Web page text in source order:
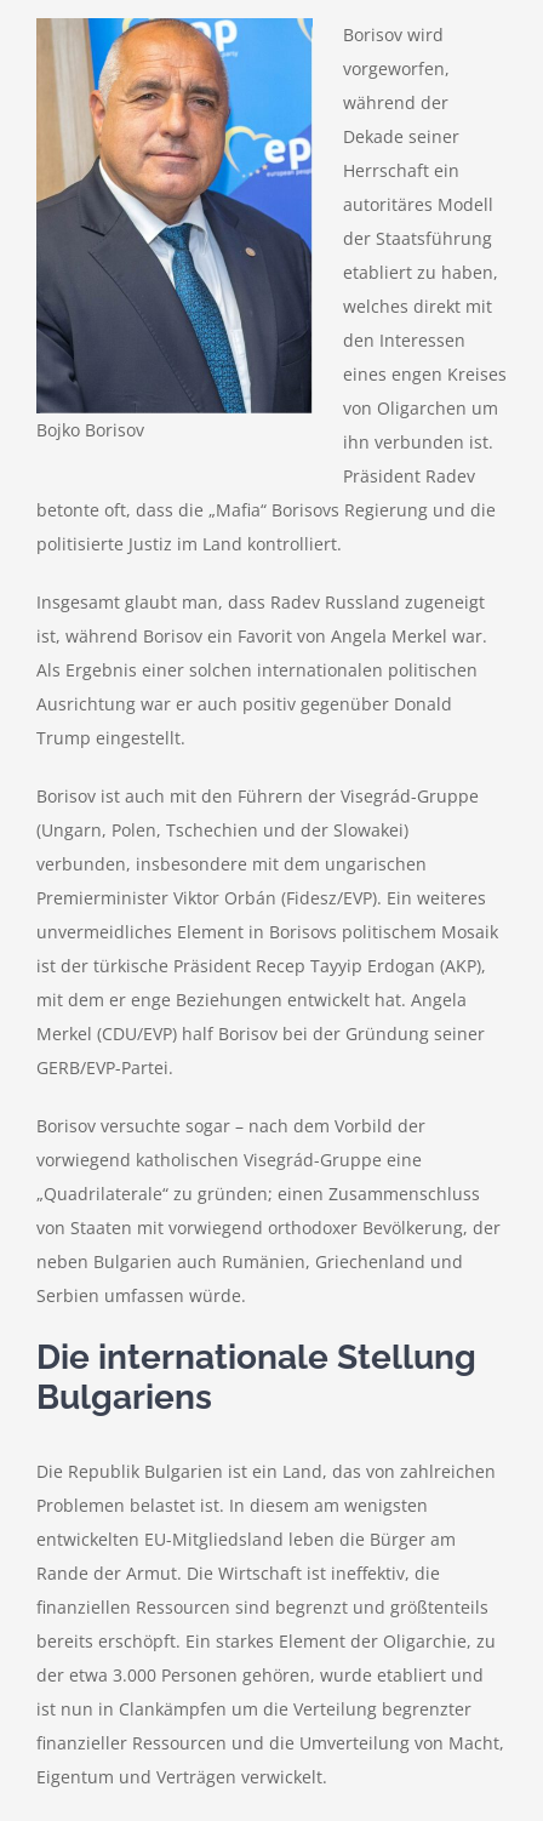
Bojko Borisov
Borisov wird
vorgeworfen,
während der
Dekade seiner
Herrschaft ein
autoritäres Modell
der Staatsführung
etabliert zu haben,
welches direkt mit
den Interessen
eines engen Kreises
von Oligarchen um
ihn verbunden ist.
Präsident Radev
betonte oft, dass die „Mafia“ Borisovs Regierung und die
politisierte Justiz im Land kontrolliert.
Insgesamt glaubt man, dass Radev Russland zugeneigt
ist, während Borisov ein Favorit von Angela Merkel war.
Als Ergebnis einer solchen internationalen politischen
Ausrichtung war er auch positiv gegenüber Donald
Trump eingestellt.
Borisov ist auch mit den Führern der Visegrád-Gruppe
(Ungarn, Polen, Tschechien und der Slowakei)
verbunden, insbesondere mit dem ungarischen
Premierminister Viktor Orbán (Fidesz/EVP). Ein weiteres
unvermeidliches Element in Borisovs politischem Mosaik
ist der türkische Präsident Recep Tayyip Erdogan (AKP),
mit dem er enge Beziehungen entwickelt hat. Angela
Merkel (CDU/EVP) half Borisov bei der Gründung seiner
GERB/EVP-Partei.
Borisov versuchte sogar – nach dem Vorbild der
vorwiegend katholischen Visegrád-Gruppe eine
„Quadrilaterale“ zu gründen; einen Zusammenschluss
von Staaten mit vorwiegend orthodoxer Bevölkerung, der
neben Bulgarien auch Rumänien, Griechenland und
Serbien umfassen würde.
Die internationale Stellung
Bulgariens
Die Republik Bulgarien ist ein Land, das von zahlreichen
Problemen belastet ist. In diesem am wenigsten
entwickelten EU-Mitgliedsland leben die Bürger am
Rande der Armut. Die Wirtschaft ist ineffektiv, die
finanziellen Ressourcen sind begrenzt und größtenteils
bereits erschöpft. Ein starkes Element der Oligarchie, zu
der etwa 3.000 Personen gehören, wurde etabliert und
ist nun in Clankämpfen um die Verteilung begrenzter
finanzieller Ressourcen und die Umverteilung von Macht,
Eigentum und Verträgen verwickelt.